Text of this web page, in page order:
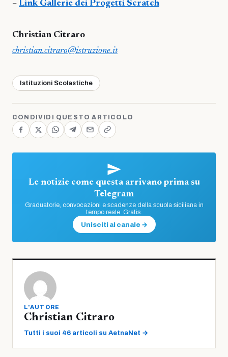
– Link Gallerie dei Progetti Scratch
Christian Citraro
christian.citraro@istruzione.it
Istituzioni Scolastiche
CONDIVIDI QUESTO ARTICOLO
Le notizie come questa arrivano prima su
Telegram
Graduatorie, convocazioni e scadenze della scuola siciliana in
tempo reale. Gratis.
Unisciti al canale →
L'AUTORE
Christian Citraro
Tutti i suoi 46 articoli su AetnaNet →